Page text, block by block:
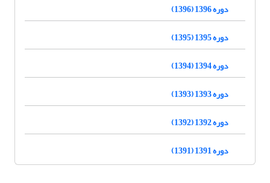
دوره 1396 (1396)
دوره 1395 (1395)
دوره 1394 (1394)
دوره 1393 (1393)
دوره 1392 (1392)
دوره 1391 (1391)